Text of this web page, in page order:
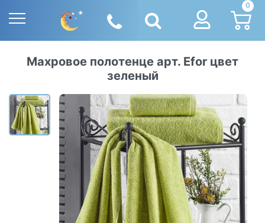
0
Махровое полотенце арт. Efor цвет
зеленый